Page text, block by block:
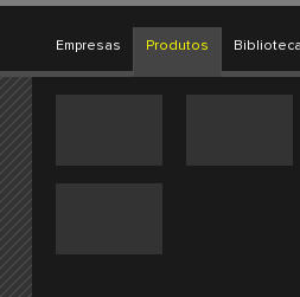
Empresas Produtos Biblioteca